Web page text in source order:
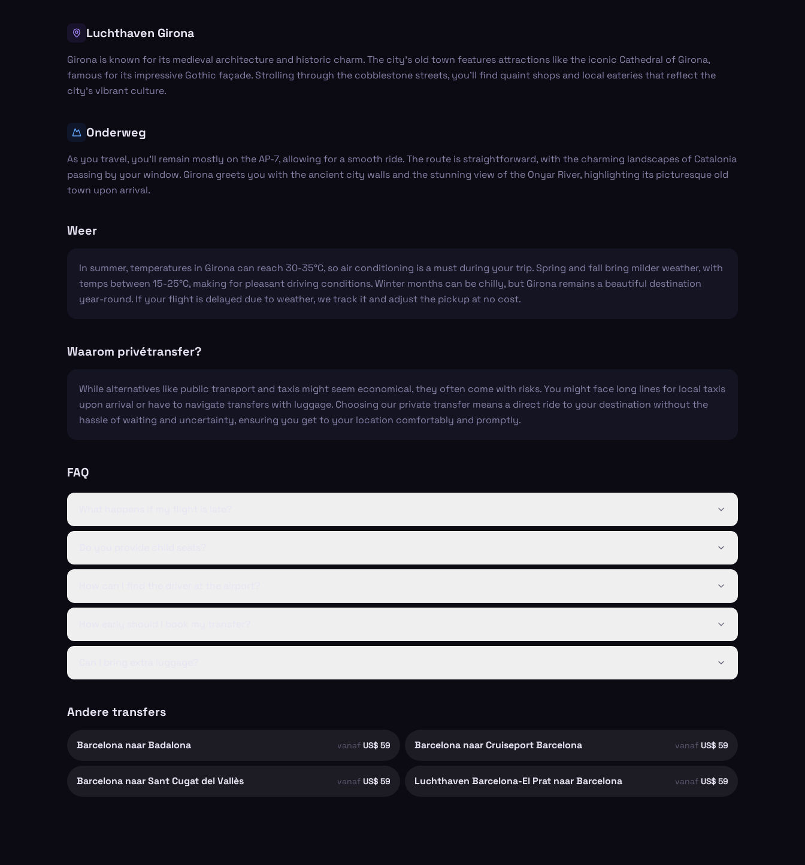
Luchthaven Girona
Girona is known for its medieval architecture and historic charm. The city’s old town features attractions like the iconic Cathedral of Girona,
famous for its impressive Gothic façade. Strolling through the cobblestone streets, you’ll find quaint shops and local eateries that reflect the
city's vibrant culture.
Onderweg
As you travel, you’ll remain mostly on the AP-7, allowing for a smooth ride. The route is straightforward, with the charming landscapes of Catalonia
passing by your window. Girona greets you with the ancient city walls and the stunning view of the Onyar River, highlighting its picturesque old
town upon arrival.
Weer
In summer, temperatures in Girona can reach 30-35°C, so air conditioning is a must during your trip. Spring and fall bring milder weather, with
temps between 15-25°C, making for pleasant driving conditions. Winter months can be chilly, but Girona remains a beautiful destination
year-round. If your flight is delayed due to weather, we track it and adjust the pickup at no cost.
Waarom privétransfer?
While alternatives like public transport and taxis might seem economical, they often come with risks. You might face long lines for local taxis
upon arrival or have to navigate transfers with luggage. Choosing our private transfer means a direct ride to your destination without the
hassle of waiting and uncertainty, ensuring you get to your location comfortably and promptly.
FAQ
Andere transfers
Barcelona naar Badalona vanaf US$ 59 Barcelona naar Cruiseport Barcelona vanaf US$ 59
Barcelona naar Sant Cugat del Vallès vanaf US$ 59 Luchthaven Barcelona-El Prat naar Barcelona vanaf US$ 59